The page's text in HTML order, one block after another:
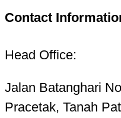
Contact
Head Office:
Jalan Batanghari
Pracetak, Tanah